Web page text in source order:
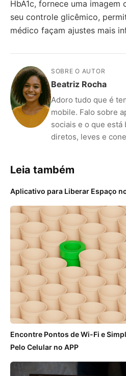
HbA1c, fornece uma
seu controle glicêmico,
médico façam ajustes mais
SOBRE O AUTOR
Beatriz Rocha
Adoro tudo que é
mobile. Falo sobre
sociais e o que está
diretos, leves e
Leia também
Aplicativo para Liberar Espaço
Encontre Pontos de Wi-Fi e
Pelo Celular no APP